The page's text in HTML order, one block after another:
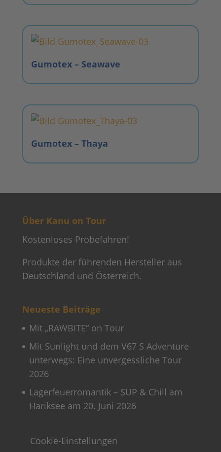
Gumotex – Seawave
Gumotex – Thaya
Über Kanu on Tour
Kostenloses Probefahren!
Produkte der führenden Hersteller aus
Deutschland und Österreich.
Neueste Beiträge
Mit „RAWBITE“ on Tour
Mit Sunlight und dem V67 S Adventure
unterwegs: Eine unvergessliche Tour
2026
Lagerfeuerromantik – SUP & Chill am
Hariksee am 20. Juni 2026
Cookie-Einstellungen